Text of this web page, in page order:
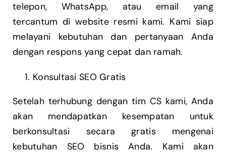
telepon, WhatsApp, atau email yang
tercantum di website resmi kami. Kami siap
melayani kebutuhan dan pertanyaan Anda
dengan respons yang cepat dan ramah.
Konsultasi SEO Gratis
Setelah terhubung dengan tim CS kami, Anda
akan mendapatkan kesempatan untuk
berkonsultasi secara gratis mengenai
kebutuhan SEO bisnis Anda. Kami akan